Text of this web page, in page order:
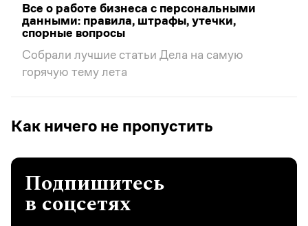
Все о работе бизнеса с персональными
данными: правила, штрафы, утечки,
спорные вопросы
Собрали лучшие статьи Дела на самую
горячую тему лета
Как ничего не пропустить
Подпишитесь
в соцсетях